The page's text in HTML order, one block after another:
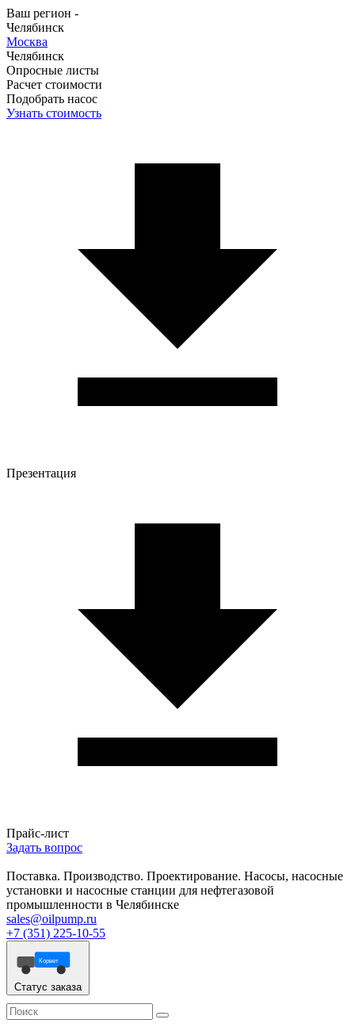
Ваш регион -
Челябинск
Москва
Челябинск
Опросные листы
Расчет стоимости
Подобрать насос
Узнать стоимость
Презентация
Прайс-лист
Задать вопрос
Поставка. Производство. Проектирование. Насосы, насосные
установки и насосные станции для нефтегазовой
промышленности в Челябинске
sales@oilpump.ru
+7 (351) 225-10-55
Корвет
Статус заказа